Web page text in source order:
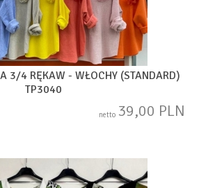
3/4 RĘKAW - WŁOCHY (STANDARD)
TP3040
netto 39,00 PLN